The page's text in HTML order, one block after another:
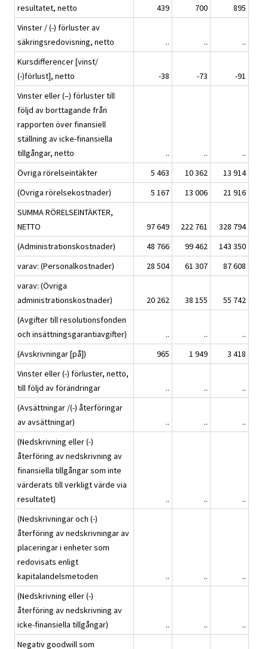
resultatet, netto
439 700
895
Vinster / (-) förluster av
säkringsredovisning, netto
.. ..
..
Kursdifferencer [vinst/
(-)förlust], netto
-38 -73
-91
Vinster eller (–) förluster till
följd av borttagande från
rapporten över finansiell
ställning av icke-finansiella
tillgångar, netto
.. ..
..
Övriga rörelseintäkter
5 463 10 362
13 914
(Övriga rörelsekostnader)
5 167 13 006
21 916
SUMMA RÖRELSEINTÄKTER,
NETTO
97 649 222 761
328 794
(Administrationskostnader)
48 766 99 462
143 350
varav: (Personalkostnader)
28 504 61 307
87 608
varav: (Övriga
administrationskostnader)
20 262 38 155
55 742
(Avgifter till resolutionsfonden
och insättningsgarantiavgifter)
.. ..
..
(Avskrivningar [på])
965 1 949
3 418
Vinster eller (-) förluster, netto,
till följd av förändringar
.. ..
..
(Avsättningar /(-) återföringar
av avsättningar)
.. ..
..
(Nedskrivning eller (-)
återföring av nedskrivning av
finansiella tillgångar som inte
värderats till verkligt värde via
resultatet)
.. ..
..
(Nedskrivningar och (-)
återföring av nedskrivningar av
placeringar i enheter som
redovisats enligt
kapitalandelsmetoden
.. ..
..
(Nedskrivning eller (-)
återföring av nedskrivning av
icke-finansiella tillgångar)
.. ..
..
Negativ goodwill som